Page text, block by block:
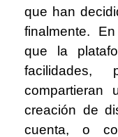
que han
finalmente.
que la
compartieran
creación de
cuenta, o